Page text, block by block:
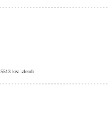
5513 kez izlendi